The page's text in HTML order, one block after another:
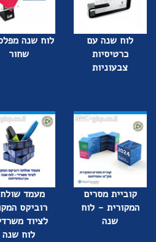
לוח שנה עם
כרטיסיות
צבעוניות
לוח שנה
שחור
קוביית מסרים
המקורית - לוח
שנה
מעמד
רוביקס
לציוד
לוח שנה